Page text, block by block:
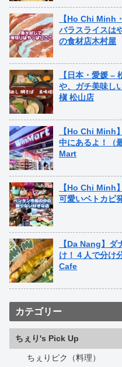
【Ho Chi Minh
バラスライスは
の食材店木村屋
【日本・愛媛 –
や、ガチ美味し
槇 松山店
【Ho Chi Minh
中にあるよ！（
Mart
【Ho Chi Minh
可愛いベトカピ
【Da Nang】
け！４人で分け
Cafe
カテゴリー
ちぇり's Pick Up
ちぇりピク（料理）